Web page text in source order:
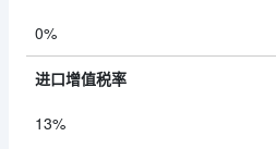
0%
进口增值税率
13%